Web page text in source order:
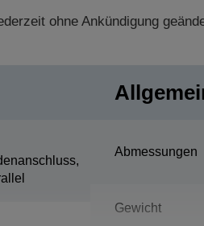
ohne Ankündigung
Abmessungen
Gewicht